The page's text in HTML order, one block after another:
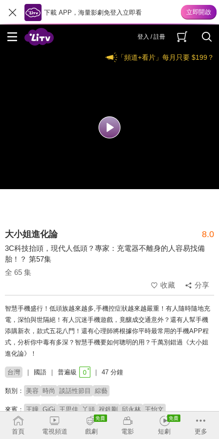
下載 APP，海量影劇免登入立即看
登入 / 註冊
「頻道+看片」每月只要 $199？
大小姐進化論 8.0
3C科技抬頭，現代人低頭？專家：充電器不離身的人容易找備
胎！？ 第57集
全 65 集
收藏
分享
智慧手機盛行！低頭族越來越多,手機控症狀越來越嚴重！有人隨時隨地充
電，深怕與世隔絕！有人沉迷手機遊戲，竟釀成交通意外？還有人幫手機
添購新衣，款式五花八門！還有心理師將根據你平時最常用的手機APP程
式，分析你中毒有多深？智慧手機要如何聰明的用？千萬別錯過《大小姐
進化論》！
台灣 國語 普遍級 47 分鐘
類別： 美容 時尚 談話性節目 綜藝
來賓： 王曈 GiGi 王思佳 丫頭 祝釩剛 邱永林 王怡文
主持： 吳淡如 林慧萍
首頁 電視頻道 戲劇 電影 短劇 更多